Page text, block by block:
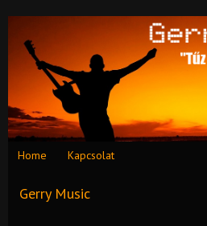
Home Kapcsolat
Gerry Music